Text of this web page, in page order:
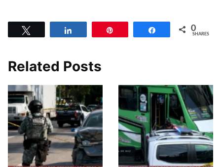
Share 0
SHARES
Related Posts